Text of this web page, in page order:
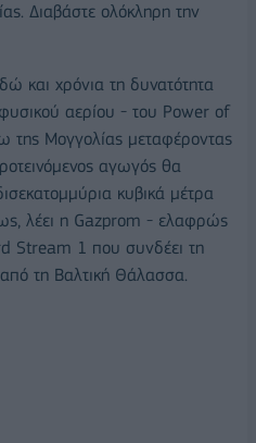
Διαβάστε ολόκληρη την
και χρόνια τη δυνατότητα
αερίου - του Power of
της Μογγολίας μεταφέροντας
αγωγός θα
κυβικά μέτρα
λέει η Gazprom - ελαφρώς
Stream 1 που συνδέει τη
τη Βαλτική Θάλασσα.